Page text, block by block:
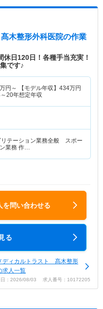
木整形外科医院の作業
日120日！各種手当充実！
です♪
万円～ 【モデル年収】 434万円
20年想定年収
リテーション業務全般 スポー
ツリハビリテーション業務 作…
を問い合わせる
る
ディカルトラスト 髙木整形
求人一覧
日：2026/08/03 求人番号：10172205